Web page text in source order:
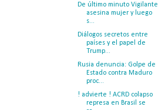
De último minuto Vigilante
asesina mujer y luego
s...
Diálogos secretos entre
países y el papel de
Trump...
Rusia denuncia: Golpe de
Estado contra Maduro
proc...
! advierte ! ACRD colapso
represa en Brasil se